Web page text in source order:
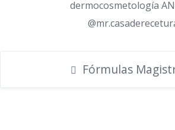
dermocosmetología
Fórmulas